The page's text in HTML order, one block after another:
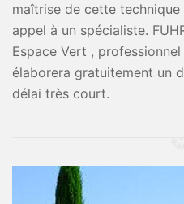
maîtrise de cette
appel à un spécialiste.
Espace Vert ,
élaborera gratuitement un
délai très court.